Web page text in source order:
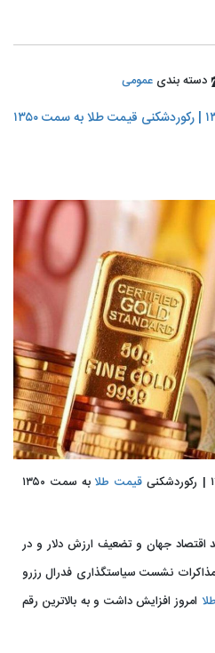
دسته بندی عمومی
♦️قیمت جهانی طلا امروز ۱۳۹۷/۱۲/۰۱ | رکوردشکنی قیمت طلا به سمت ۱۳۵۰
قیمت طلا
به سمت ۱۳۵۰
اقتصاد جهان و تضعیف ارزش دلار و در
نشست سیاستگذاری فدرال رزرو
امروز افزایش داشت و به بالاترین رقم